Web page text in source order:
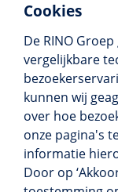
Cookies
De RINO
vergelijkbare
kunnen wij
over hoe
onze pagina's
informatie
Door op